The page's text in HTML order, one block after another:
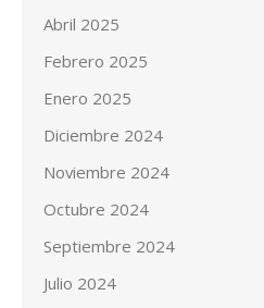
Abril 2025
Febrero 2025
Enero 2025
Diciembre 2024
Noviembre 2024
Octubre 2024
Septiembre 2024
Julio 2024